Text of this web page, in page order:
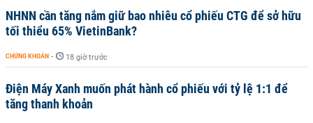
NHNN cần tăng nắm giữ bao nhiêu cổ phiếu CTG để sở hữu
tối thiểu 65% VietinBank?
CHỨNG KHOÁN - 18 giờ trước
Điện Máy Xanh muốn phát hành cổ phiếu với tỷ lệ 1:1 để
tăng thanh khoản